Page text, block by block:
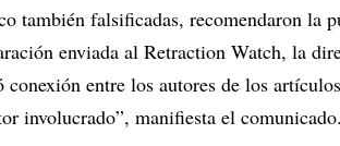
también falsificadas, recomendaron la
enviada al Retraction Watch, la
entre los autores de los
involucrado”, manifiesta el comunicado.